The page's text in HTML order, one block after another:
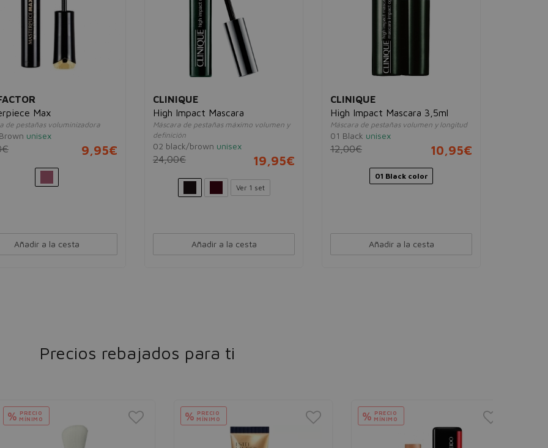
Max
de pestañas voluminizadora
unisex
9,95€
Añadir a la cesta
CLINIQUE
High Impact Mascara
Máscara de pestañas máximo volumen y
definición
02 black/brown unisex
24,00€ 19,95€
Ver 1 set
Añadir a la cesta
CLINIQUE
High Impact Mascara 3,5ml
Máscara de pestañas volumen y longitud
01 Black unisex
12,00€ 10,95€
01 Black color
Añadir a la cesta
Precios rebajados para ti
PRECIO
MÍNIMO
PRECIO
MÍNIMO